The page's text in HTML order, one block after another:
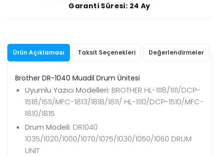
Garanti Süresi: 24 Ay
Ürün Açıklaması Taksit Seçenekleri Değerlendirmeler
Brother DR-1040 Muadil Drum Ünitesi
Uyumlu Yazıcı Modelleri: BROTHER HL-1118/1111/DCP-
1518/1511/MFC-1813/1818/1811/ HL-1110/DCP-1510/MFC-
1810/1815
Drum Modeli: DR1040
1035/1020/1000/1070/1075/1030/1050/1060 DRUM
UNIT